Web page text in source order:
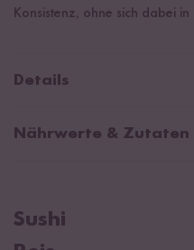
Konsistenz, ohne sich dabei
Details
Nährwerte & Zutaten
Sushi